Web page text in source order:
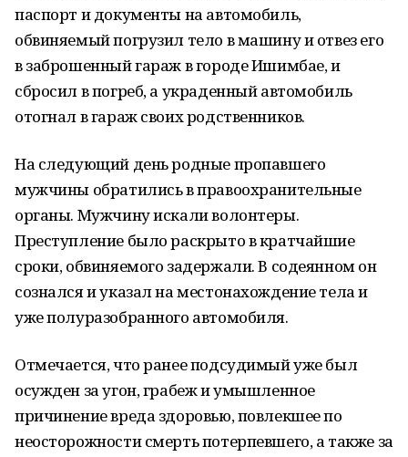
паспорт и документы на автомобиль,
обвиняемый погрузил тело в машину и отвез его
в заброшенный гараж в городе Ишимбае, и
сбросил в погреб, а украденный автомобиль
отогнал в гараж своих родственников.
На следующий день родные пропавшего
мужчины обратились в правоохранительные
органы. Мужчину искали волонтеры.
Преступление было раскрыто в кратчайшие
сроки, обвиняемого задержали. В содеянном он
сознался и указал на местонахождение тела и
уже полуразобранного автомобиля.
Отмечается, что ранее подсудимый уже был
осужден за угон, грабеж и умышленное
причинение вреда здоровью, повлекшее по
неосторожности смерть потерпевшего, а также за